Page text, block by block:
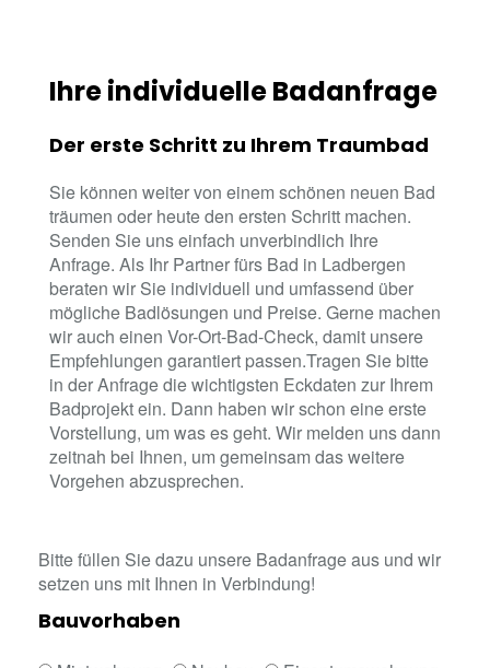
Ihre individuelle Badanfrage
Der erste Schritt zu Ihrem Traumbad
Sie können weiter von einem schönen neuen Bad
träumen oder heute den ersten Schritt machen.
Senden Sie uns einfach unverbindlich Ihre
Anfrage. Als Ihr Partner fürs Bad in Ladbergen
beraten wir Sie individuell und umfassend über
mögliche Badlösungen und Preise. Gerne machen
wir auch einen Vor-Ort-Bad-Check, damit unsere
Empfehlungen garantiert passen.Tragen Sie bitte
in der Anfrage die wichtigsten Eckdaten zur Ihrem
Badprojekt ein. Dann haben wir schon eine erste
Vorstellung, um was es geht. Wir melden uns dann
zeitnah bei Ihnen, um gemeinsam das weitere
Vorgehen abzusprechen.
Bitte füllen Sie dazu unsere Badanfrage aus und wir
setzen uns mit Ihnen in Verbindung!
Bauvorhaben